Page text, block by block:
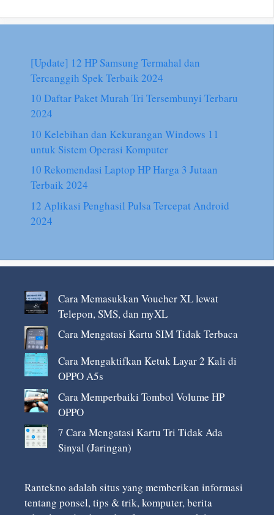
[Update] 12 HP Samsung Termahal dan
Tercanggih Spek Terbaik 2024
10 Daftar Paket Murah Tri Tersembunyi Terbaru
2024
10 Kelebihan dan Kekurangan Windows 11
untuk Sistem Operasi Komputer
10 Rekomendasi Laptop HP Harga 3 Jutaan
Terbaik 2024
12 Aplikasi Penghasil Pulsa Tercepat Android
2024
Cara Memasukkan Voucher XL lewat
Telepon, SMS, dan myXL
Cara Mengatasi Kartu SIM Tidak Terbaca
Cara Mengaktifkan Ketuk Layar 2 Kali di
OPPO A5s
Cara Memperbaiki Tombol Volume HP
OPPO
7 Cara Mengatasi Kartu Tri Tidak Ada
Sinyal (Jaringan)
Rantekno adalah situs yang memberikan informasi
tentang ponsel, tips & trik, komputer, berita